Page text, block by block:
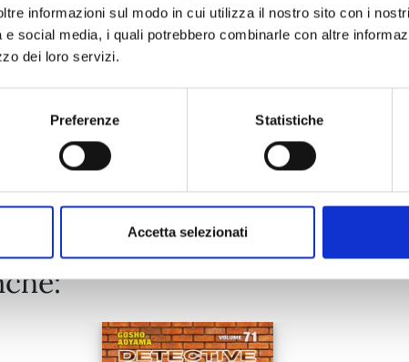
informazioni sul modo in cui utilizza il nostro sito con i
social media, i quali potrebbero combinarle con altre
dei loro servizi.
Preferenze Statistiche
Accetta selezionati
25/08/2026
€ 6,90